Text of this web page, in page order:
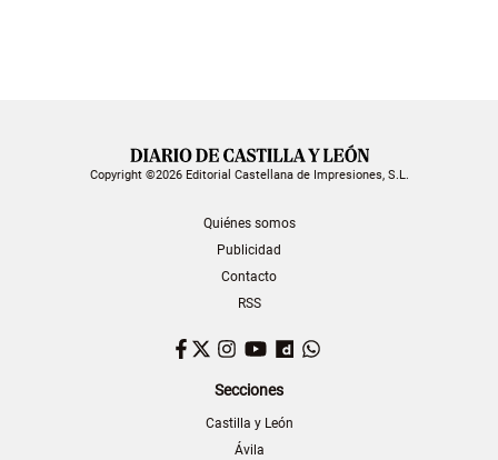
Copyright ©2026 Editorial Castellana de Impresiones, S.L.
Quiénes somos
Publicidad
Contacto
RSS
Facebook
TwitterInstagram
YouTubeDailymotion
Secciones
Castilla y León
Ávila